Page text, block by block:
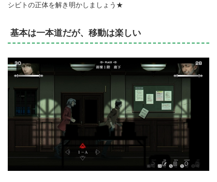
シビトの正体を解き明かしましょう★
基本は一本道だが、移動は楽しい